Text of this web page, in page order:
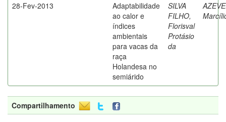
28-Fev-2013
Adaptabilidade
ao calor e
índices
ambientais
para vacas da
raça
Holandesa no
semiárido
SILVA
FILHO,
Florisval
Protásio
da
Compartilhamento